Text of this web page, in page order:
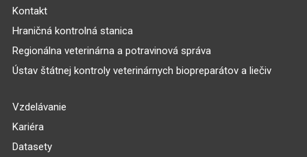
Kontakt
Hraničná kontrolná stanica
Regionálna veterinárna a potravinová správa
Ústav štátnej kontroly veterinárnych biopreparátov a liečiv
Vzdelávanie
Kariéra
Datasety